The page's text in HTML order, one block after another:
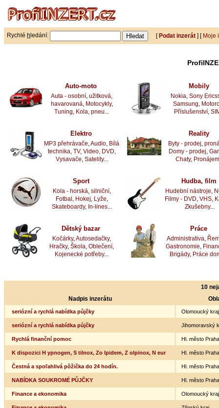
Rychlé h ledání: [Podat inzerát ] [ Moje
Auto-moto
Auta - osobní ,užitková
havarovaná Motocykly,
Tuning Kola, pneu
Mobily
Nokia Sony
Samsung
Příslušenství,
Elektro
MP3 přehrávače ,Audio Bílá
technika TV, Video, DVD
Vysavače Satelity...
Reality
Byty - prodej
Domy - prodej ,
Chaty, Pronájem
Sport
Kola - horská silniční,
Fotbal Hokej Lyže
Skateboardy, In-lines...
Hudba, film
Hudební nástroje
Filmy - DVD ,VHS
Zkušebny...
Dětský bazar
Kočárky,Autosedačky,
Hračky,Škola ,Oblečení
Kojenecké potřeby...
Práce
Administrativa
Gastronomie
Brigády, Práce
10
Nadpis inzerátu
seriózní a rychlá nabídka půjčky Olomoucký kraj
seriózní a rychlá nabídka půjčky Jihomoravský
Rychlá finanční pomoc Hl. město Praha
K dispozici H ypnogen, S tilnox, Zo lpidem, Z olpinox, N eur Hl. město Praha
Čestná a spoľahlivá pôžička do 24 hodín. Hl. město Praha
NABÍDKA SOUKROMÉ PŮJČKY Hl. město Praha
Finance a ekonomika Olomoucký kraj